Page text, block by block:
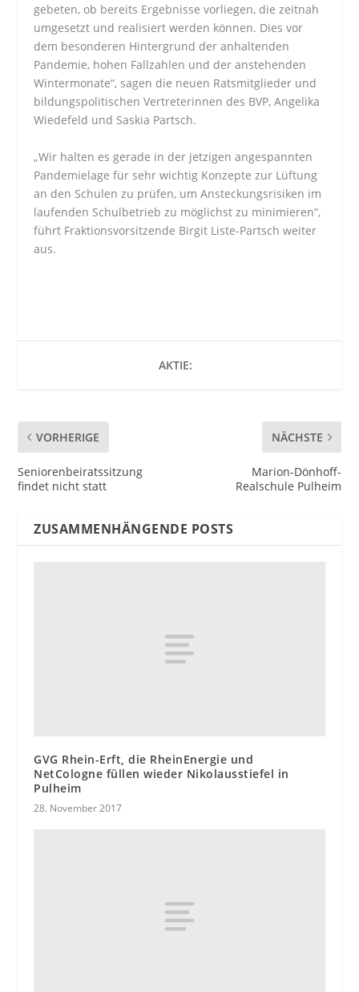
gebeten, ob bereits Ergebnisse vorliegen, die zeitnah
umgesetzt und realisiert werden können. Dies vor
dem besonderen Hintergrund der anhaltenden
Pandemie, hohen Fallzahlen und der anstehenden
Wintermonate“, sagen die neuen Ratsmitglieder und
bildungspolitischen Vertreterinnen des BVP, Angelika
Wiedefeld und Saskia Partsch.
„Wir halten es gerade in der jetzigen angespannten
Pandemielage für sehr wichtig Konzepte zur Lüftung
an den Schulen zu prüfen, um Ansteckungsrisiken im
laufenden Schulbetrieb zu möglichst zu minimieren“,
führt Fraktionsvorsitzende Birgit Liste-Partsch weiter
aus.
AKTIE:
VORHERIGE
Seniorenbeiratssitzung
findet nicht statt
NÄCHSTE
Marion-Dönhoff-
Realschule Pulheim
ZUSAMMENHÄNGENDE POSTS
GVG Rhein-Erft, die RheinEnergie und
NetCologne füllen wieder Nikolausstiefel in
Pulheim
28. November 2017